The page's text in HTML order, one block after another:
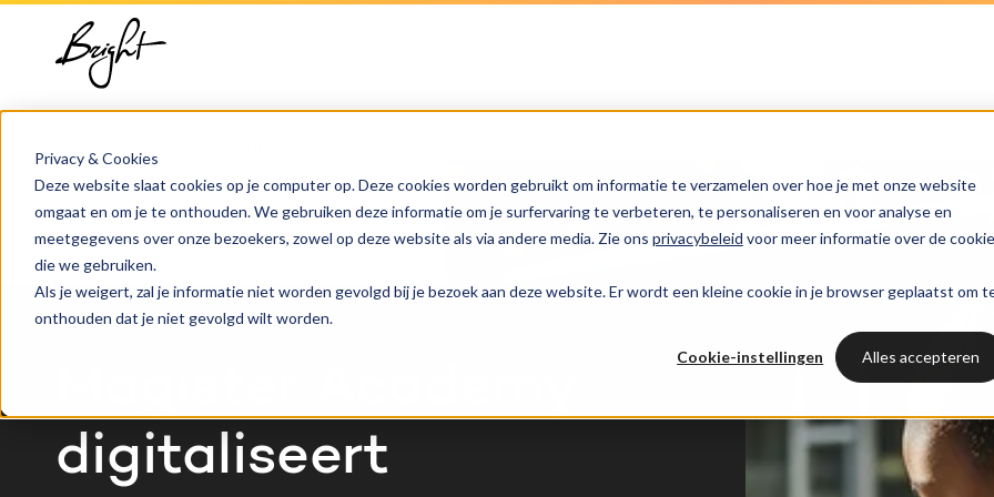
Privacy & Cookies
Deze website slaat cookies op je computer op. Deze cookies worden gebruikt om informatie te verzamelen over hoe je met onze website
omgaat en om je te onthouden. We gebruiken deze informatie om je surfervaring te verbeteren, te personaliseren en voor analyse en
meetgegevens over onze bezoekers, zowel op deze website als via andere media. Zie ons privacybeleid voor meer informatie over de
die we gebruiken.
Als je weigert, zal je informatie niet worden gevolgd bij je bezoek aan deze website. Er wordt een kleine cookie in je browser geplaatst om
onthouden dat je niet gevolgd wilt worden.
Cookie-instellingen Alles accepteren
HubSpot integraties
HubSpot trainingen
HubSpot maatwerk
Marketing automation Membership portals
Contact
Haal
Gratis
HubSpot video's
van het laatste
HubSpot nieuws?
Schrijf je nu in!
HUBSPOT SERVICES
HubSpot implementatie
HubSpot automations
HubSpot trainingen
Cases
Bright
LAAT JE INSPIREREN
Could not loads
CASE STUDY
digitaliseert